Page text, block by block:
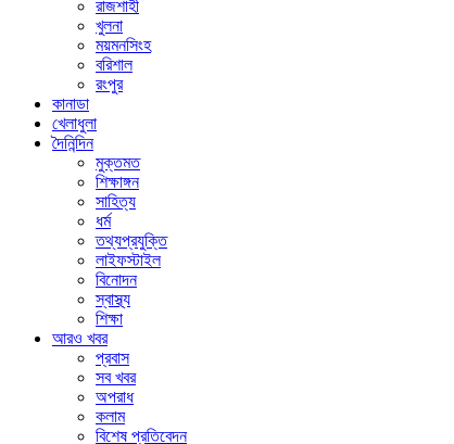
রাজশাহী
খুলনা
ময়মনসিংহ
বরিশাল
রংপুর
কানাডা
খেলাধুলা
দৈনিন্দিন
মুক্তমত
শিক্ষাঙ্গন
সাহিত্য
ধর্ম
তথ্যপ্রযুক্তি
লাইফস্টাইল
বিনোদন
স্বাস্থ্য
শিক্ষা
আরও খবর
প্রবাস
সব খবর
অপরাধ
কলাম
বিশেষ প্রতিবেদন